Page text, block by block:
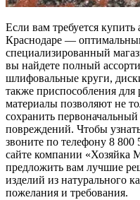
Если вам требуется
Краснодаре —
специализированный
вы найдете полный
шлифовальные круги,
также приспособления
материалы позволяют не
сохранить
повреждений. Чтобы
звоните по телефону 8 800
сайте компании
предложить вам лучшие
изделий из натурального
пожелания и требования.